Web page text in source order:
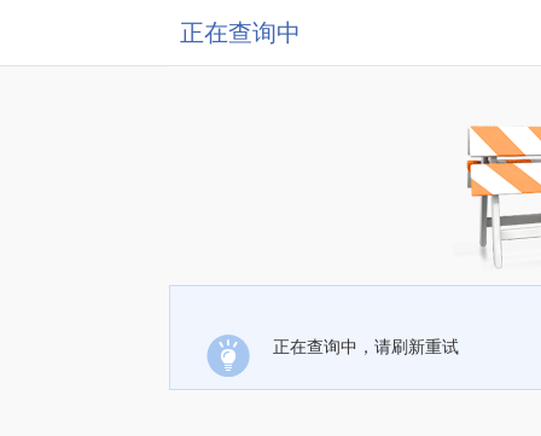
正在查询中
正在查询中，请刷新重试